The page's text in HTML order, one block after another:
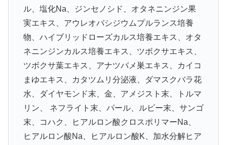
ル、塩化Na、ジンセノシド、オタネニンジン果
実エキス、アウレオバシジウムプルランス培養
物、ハイブリッドローズカルス培養エキス、オタ
ネニンジンカルス培養エキス、ツボクサエキス、
ツボクサ葉エキス、アナツバメ巣エキス、カイコ
まゆエキス、カタツムリ分泌液、ダマスクバラ花
水、ダイヤモンド末、金、アメジスト末、トルマ
リン、 ネフライト末、パール、ルビー末、サンゴ
末、コハク、ヒアルロン酸クロスポリマーNa、
ヒアルロン酸Na、ヒアルロン酸K、加水分解ヒア